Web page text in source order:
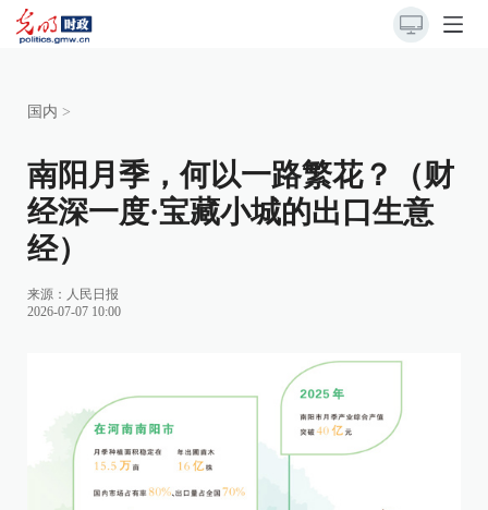
国内 >
南阳月季，何以一路繁花？（财
经深一度·宝藏小城的出口生意
经）
来源： 人民日报
2026-07-07 10:00